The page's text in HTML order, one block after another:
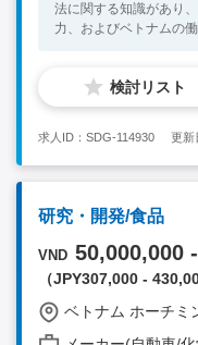
法に関する知識があり
力、およびベトナムの
検討リスト
求人ID：SDG-114930 更新
研究・開発/食品
VND 50,000,000
（JPY307,000 -
ベトナム ホーチミ